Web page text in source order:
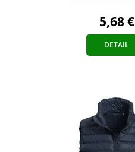
5,68 €
DETAIL